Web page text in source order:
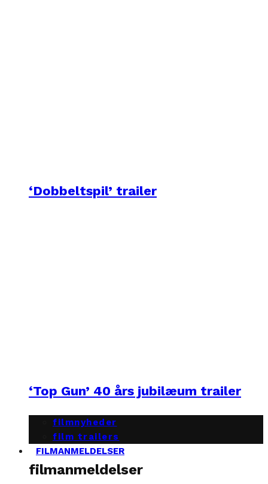
‘Dobbeltspil’ trailer
‘Top Gun’ 40 års jubilæum trailer
filmnyheder
film trailers
FILMANMELDELSER
filmanmeldelser